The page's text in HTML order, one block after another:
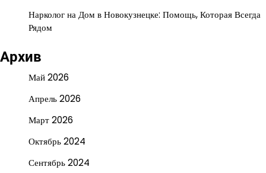
Нарколог на Дом в Новокузнецке: Помощь, Которая Всегда
Рядом
Архив
Май 2026
Апрель 2026
Март 2026
Октябрь 2024
Сентябрь 2024